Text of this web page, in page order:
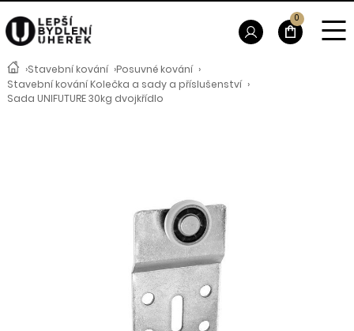
›Stavební kování ›Posuvné kování ›
Stavební kování Kolečka a sady a příslušenství ›
Sada UNIFUTURE 30kg dvojkřídlo
0